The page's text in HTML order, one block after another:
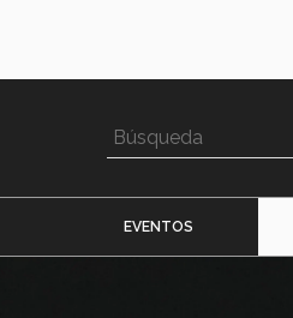
EVENTOS